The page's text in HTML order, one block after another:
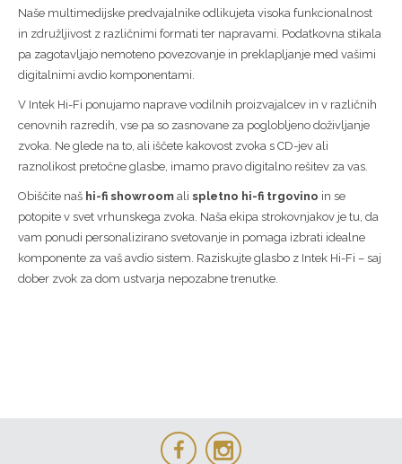
Naše multimedijske predvajalnike odlikujeta visoka funkcionalnost
in združljivost z različnimi formati ter napravami. Podatkovna stikala
pa zagotavljajo nemoteno povezovanje in preklapljanje med vašimi
digitalnimi avdio komponentami.
V Intek Hi-Fi ponujamo naprave vodilnih proizvajalcev in v različnih
cenovnih razredih, vse pa so zasnovane za poglobljeno doživljanje
zvoka. Ne glede na to, ali iščete kakovost zvoka s CD-jev ali
raznolikost pretočne glasbe, imamo pravo digitalno rešitev za vas.
Obiščite naš hi-fi showroom ali spletno hi-fi trgovino in se
potopite v svet vrhunskega zvoka. Naša ekipa strokovnjakov je tu, da
vam ponudi personalizirano svetovanje in pomaga izbrati idealne
komponente za vaš avdio sistem. Raziskujte glasbo z Intek Hi-Fi – saj
dober zvok za dom ustvarja nepozabne trenutke.